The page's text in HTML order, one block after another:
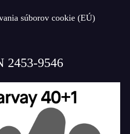
súborov cookie (EÚ)
2453-9546